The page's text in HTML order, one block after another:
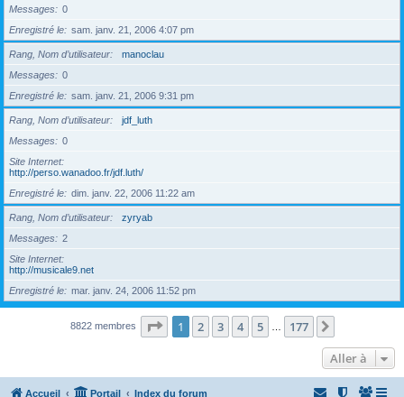
Messages
0
Enregistré le
sam. janv. 21, 2006 4:07 pm
Rang, Nom d’utilisateur
manoclau
Messages
0
Enregistré le
sam. janv. 21, 2006 9:31 pm
Rang, Nom d’utilisateur
jdf_luth
Messages
0
Site Internet
http://perso.wanadoo.fr/jdf.luth/
Enregistré le
dim. janv. 22, 2006 11:22 am
Rang, Nom d’utilisateur
zyryab
Messages
2
Site Internet
http://musicale9.net
Enregistré le
mar. janv. 24, 2006 11:52 pm
8822 membres Page 1sur177
1 2 3 4 5 177
Aller à
Accueil Portail Index du forum